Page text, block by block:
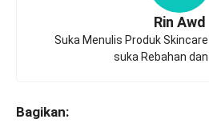
Rin Awd
Suka Menulis Produk
suka Rebahan dan
Bagikan: